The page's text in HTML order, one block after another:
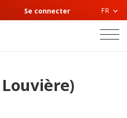
Se connecter FR